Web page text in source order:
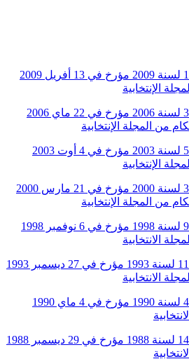
قانون أساسي عدد 19 لسنة 2009 مؤرخ في 13 أفريل 2009
الإنتخابية
قانون أساسي عدد 31 لسنة 2006 مؤرخ في 22 ماي 2006
من المجلة الإنتخابية
قانون أساسي عدد 58 لسنة 2003 مؤرخ في 4 أوت 2003
الإنتخابية
قانون أساسي عدد 32 لسنة 2000 مؤرخ في 21 مارس 2000
من المجلة الإنتخابية
قانون أساسي عدد 93 لسنة 1998 مؤرخ في 6 نوفمبر 1998
الانتخابية
قانون أساسي عدد 118 لسنة 1993 مؤرخ في 27 ديسمبر 1993
الانتخابية
قانون أساسي عدد 48 لسنة 1990 مؤرخ في 4 ماي 1990
قانون أساسي عدد 144 لسنة 1988 مؤرخ في 29 ديسمبر 1988